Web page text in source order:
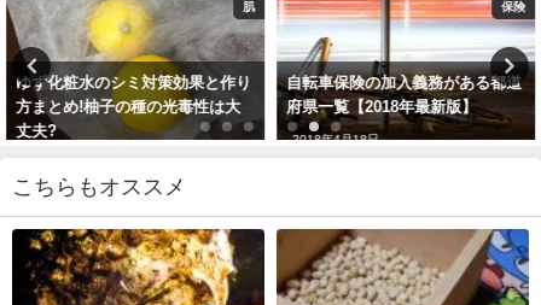
肌
ゆず化粧水のシミ対策効果と作り
方まとめ!柚子の種の光毒性は大
丈夫?
保険
自転車保険の加入義務がある都道
府県一覧【2018年最新版】
2018年4月18日
こちらもオススメ